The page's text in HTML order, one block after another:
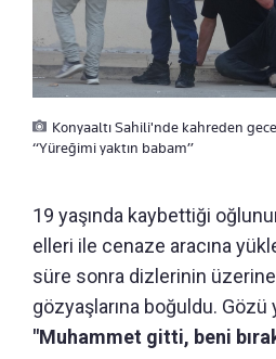
Konyaaltı Sahili'nde kahreden
“Yüreğimi yaktın babam”
19 yaşında kaybettiği
elleri ile cenaze aracına
süre sonra dizlerinin
gözyaşlarına boğuldu. Gözü
"Muhammet gitti, beni